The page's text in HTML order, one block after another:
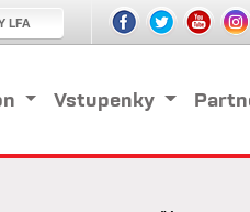
Vstupenky
LFA